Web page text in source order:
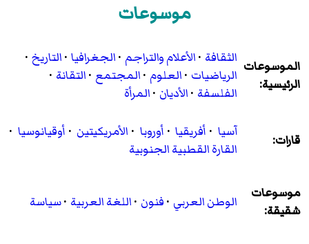
موسوعات
الموسوعات
الرئيسية:
الثقافة ·الأعلام والتراجم ·الجغرافيا ·التاريخ ·
الرياضيات ·العلوم ·المجتمع ·التقانة ·
الفلسفة ·الأديان ·المرأة
قارات: آسيا · أفريقيا · أوروبا · الأمريكيتين · أوقيانوسيا ·
القارة القطبية الجنوبية
موسوعات
شقيقة:
الوطن العربي ·فنون ·اللغة العربية ·سياسة